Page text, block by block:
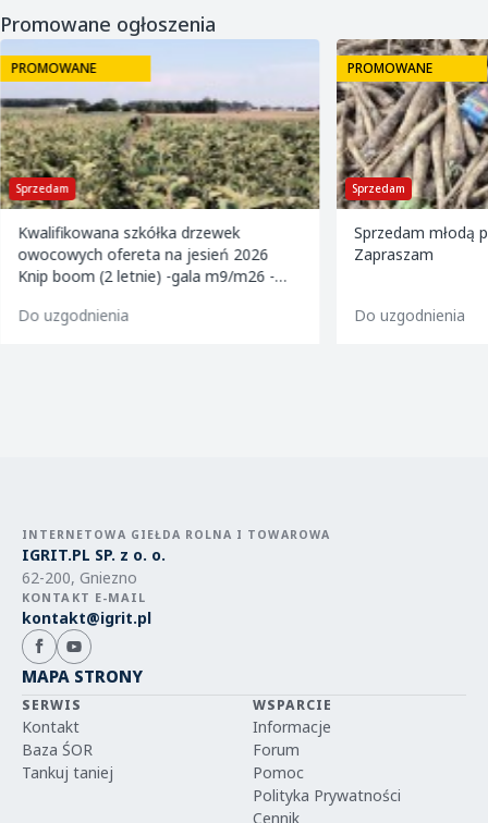
Promowane ogłoszenia
Sprzedam
PROMOWANE
Kwalifikowana szkółka drzewek
owocowych ofereta na jesień 2026
Knip boom (2 letnie) -gala m9/m26 -
m9 -paulared m9/m2
Do uzgodnienia
Sprzedam
PROMOWANE
Sprzedam młodą
Zapraszam
Do uzgodnienia
INTERNETOWA GIEŁDA ROLNA I TOWAROWA
IGRIT.PL SP. z o. o.
62-200, Gniezno
KONTAKT E-MAIL
kontakt@igrit.pl
MAPA STRONY
SERWIS
Kontakt
Baza ŚOR
Tankuj taniej
WSPARCIE
Informacje
Forum
Pomoc
Polityka Prywatności
Cennik